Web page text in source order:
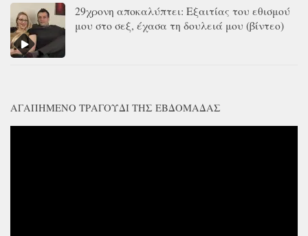
29χρονη αποκαλύπτει: Εξαιτίας του εθισμού
μου στο σεξ, έχασα τη δουλειά μου (βίντεο)
ΑΓΑΠΗΜΈΝΟ ΤΡΑΓΟΎΔΙ ΤΗΣ ΕΒΔΟΜΆΔΑΣ